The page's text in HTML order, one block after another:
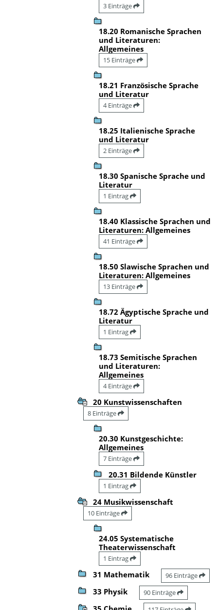
3 Einträge
18.20 Romanische Sprachen
und Literaturen:
Allgemeines
15 Einträge
18.21 Französische Sprache
und Literatur
4 Einträge
18.25 Italienische Sprache
und Literatur
2 Einträge
18.30 Spanische Sprache und
Literatur
1 Eintrag
18.40 Klassische Sprachen und
Literaturen: Allgemeines
41 Einträge
18.50 Slawische Sprachen und
Literaturen: Allgemeines
13 Einträge
18.72 Ägyptische Sprache und
Literatur
1 Eintrag
18.73 Semitische Sprachen
und Literaturen:
Allgemeines
4 Einträge
20 Kunstwissenschaften
8 Einträge
20.30 Kunstgeschichte:
Allgemeines
7 Einträge
20.31 Bildende Künstler
1 Eintrag
24 Musikwissenschaft
10 Einträge
24.05 Systematische
Theaterwissenschaft
1 Eintrag
31 Mathematik 96 Einträge
33 Physik 90 Einträge